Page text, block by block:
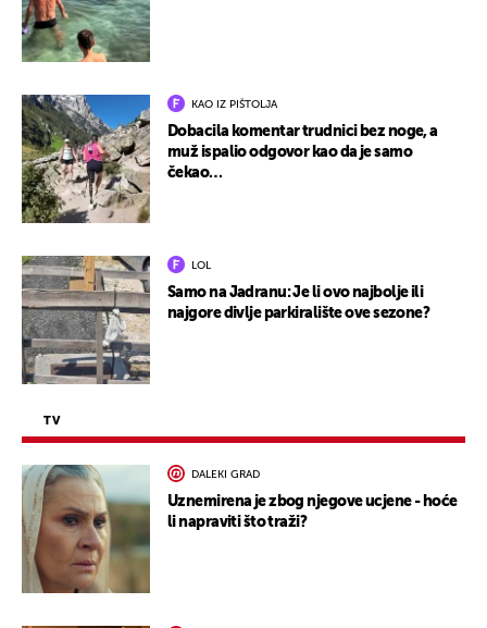
KAO IZ PIŠTOLJA
Dobacila komentar trudnici bez noge, a
muž ispalio odgovor kao da je samo
čekao…
LOL
Samo na Jadranu: Je li ovo najbolje ili
najgore divlje parkiralište ove sezone?
TV
DALEKI GRAD
Uznemirena je zbog njegove ucjene - hoće
li napraviti što traži?